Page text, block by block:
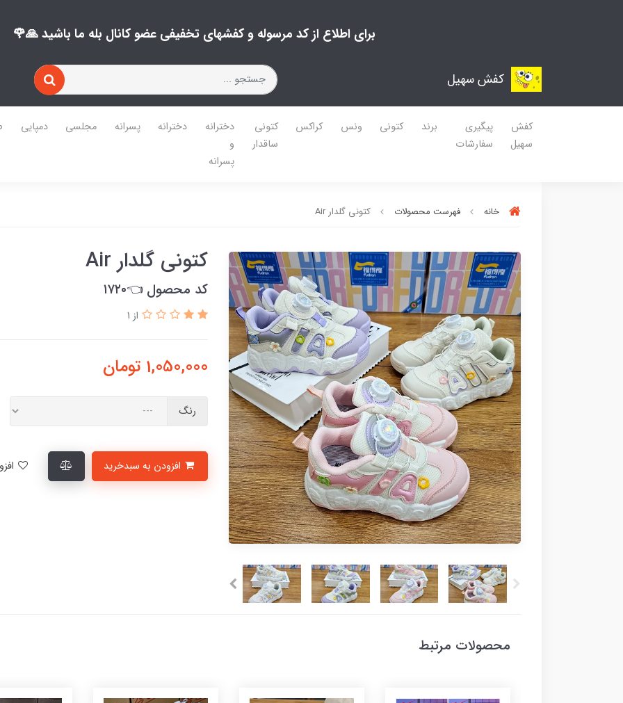
برای اطلاع از کد مرسوله و کفشهای تخفیفی عضو کانال بله ما باشید 🙏🌹
کفش سهیل
کفش
سهیل
پیگیری
سفارشات
برند کتونی ونس کراکس
کتونی
ساقدار
دخترانه
و
پسرانه
دخترانه پسرانه مجلسی دمپایی
خانه فهرست محصولات کتونی گلدار Air
کتونی گلدار Air
کد محصول 👈۱۷۲۰
از 1
1,050,000 تومان
رنگ
محصولات مرتبط